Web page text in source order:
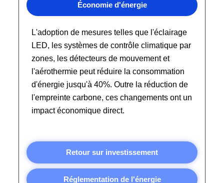
Économie d'énergie
Retour sur investissement
Réglementation de l'énergie
L'adoption de mesures telles que l'éclairage
LED, les systèmes de contrôle climatique par
zones, les détecteurs de mouvement et
l'aérothermie peut réduire la consommation
d'énergie jusqu'à 40%. Outre la réduction de
l'empreinte carbone, ces changements ont un
impact économique direct.